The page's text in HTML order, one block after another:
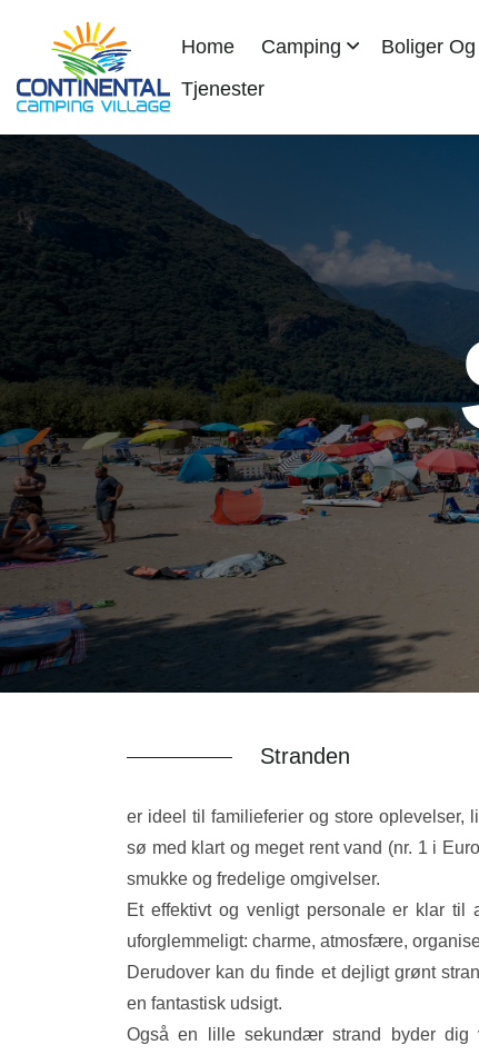
Home Camping Boliger
Tjenester
Stranden
er ideel til familieferier og store oplevelser,
sø med klart og meget rent vand (nr. 1 i
smukke og fredelige omgivelser.
Et effektivt og venligt personale er klar
uforglemmeligt: charme, atmosfære,
Derudover kan du finde et dejligt grønt
en fantastisk udsigt.
Også en lille sekundær strand byder dig